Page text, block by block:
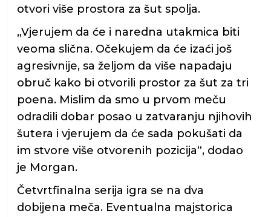
otvori više prostora za šut spolja.
„Vjerujem da će i naredna utakmica biti
veoma slična. Očekujem da će izaći još
agresivnije, sa željom da više napadaju
obruč kako bi otvorili prostor za šut za tri
poena. Mislim da smo u prvom meču
odradili dobar posao u zatvaranju njihovih
šutera i vjerujem da će sada pokušati da
im stvore više otvorenih pozicija“, dodao
je Morgan.
Četvrtfinalna serija igra se na dva
dobijena meča. Eventualna majstorica